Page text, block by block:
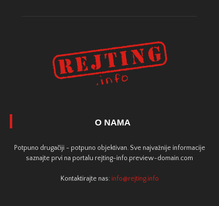
O NAMA
Potpuno drugačiji - potpuno objektivan. Sve najvažnije informacije
saznajte prvi na portalu rejting-info.preview-domain.com
Kontaktirajte nas: info@rejting.info